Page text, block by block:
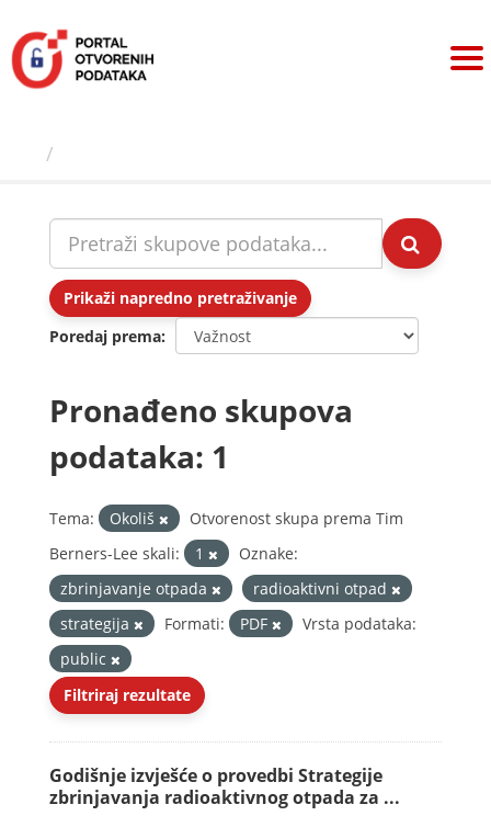
sadržaj
Prikaži napredno pretraživanje
Poredaj prema
Pronađeno skupova
podataka: 1
Tema: Okoliš
Otvorenost skupa prema Tim
Berners-Lee skali:
1
Oznake:
zbrinjavanje otpada
radioaktivni otpad
strategija
Formati: PDF
Vrsta podataka:
public
Filtriraj rezultate
Godišnje izvješće o provedbi Strategije
zbrinjavanja radioaktivnog otpada za ...